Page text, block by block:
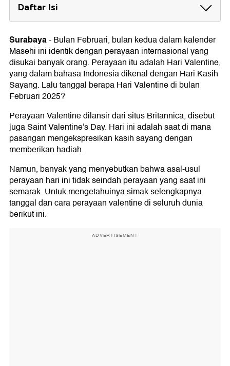
Daftar Isi
Kapan Hari Valentine 2025
Perayaan Valentine di Beberapa Negara
1. Filipina
2. Denmark
3. Jepang
4. Taiwan
5. Jerman
7. Brazil
Makna Cokelat dan Bunga
Surabaya-Bulan Februari, bulan kedua dalam kalender
Masehi ini identik dengan perayaan internasional yang
disukai banyak orang. Perayaan itu adalah Hari Valentine,
yang dalam bahasa Indonesia dikenal dengan Hari Kasih
Sayang. Lalu tanggal berapa Hari Valentine di bulan
Februari 2025?
Perayaan Valentine dilansir dari situs Britannica, disebut
juga Saint Valentine's Day. Hari ini adalah saat di mana
pasangan mengekspresikan kasih sayang dengan
memberikan hadiah.
Namun, banyak yang menyebutkan bahwa asal-usul
perayaan hari ini tidak seindah perayaan yang saat ini
semarak. Untuk mengetahuinya simak selengkapnya
tanggal dan cara perayaan valentine di seluruh dunia
berikut ini.
ADVERTISEMENT